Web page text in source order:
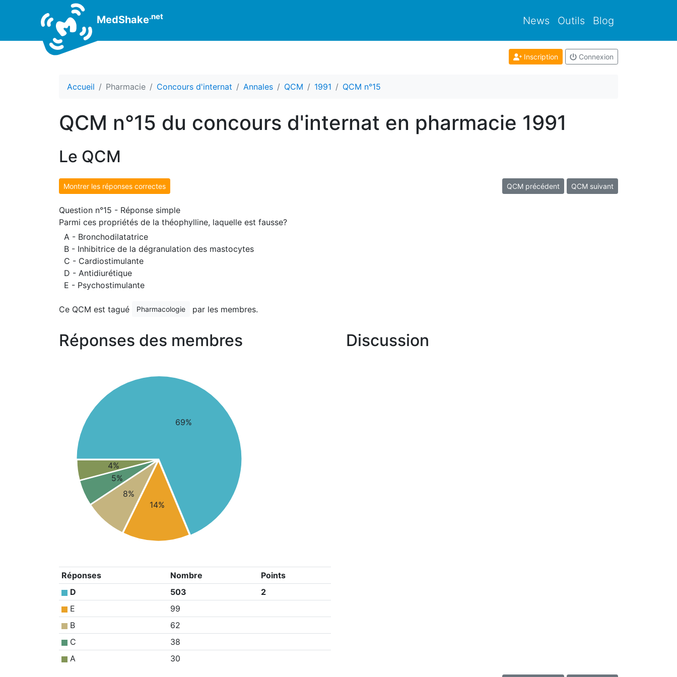
MedShake.net News Outils Blog
Inscription Connexion
Accueil Pharmacie Concours d'internat Annales QCM 1991 QCM n°15
QCM n°15 du concours d'internat en pharmacie 1991
Le QCM
Montrer les réponses correctes QCM précédent QCM suivant
Question n°15 - Réponse simple
Parmi ces propriétés de la théophylline, laquelle est fausse?
A - Bronchodilatatrice
B - Inhibitrice de la dégranulation des mastocytes
C - Cardiostimulante
D - Antidiurétique
E - Psychostimulante
Ce QCM est tagué Pharmacologie par les membres.
Réponses des membres
69%
14%
8%
5%
4%
Réponses Nombre
Points
D
503
2
E
99
B
62
C
38
A
30
Discussion